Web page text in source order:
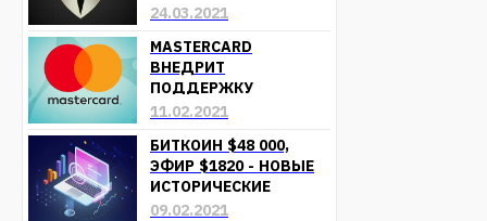
24.03.2021
MASTERCARD
ВНЕДРИТ
ПОДДЕРЖКУ
КРИПТОВАЛЮТ УЖЕ В
11.02.2021
БИТКОИН $48 000,
ЭФИР $1820 - НОВЫЕ
ИСТОРИЧЕСКИЕ
МАКСИМУМЫ
09.02.2021